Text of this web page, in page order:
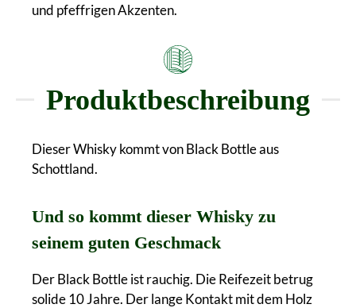
und pfeffrigen Akzenten.
Produktbeschreibung
Dieser Whisky kommt von Black Bottle aus
Schottland.
Und so kommt dieser Whisky zu
seinem guten Geschmack
Der Black Bottle ist rauchig. Die Reifezeit betrug
solide 10 Jahre. Der lange Kontakt mit dem Holz